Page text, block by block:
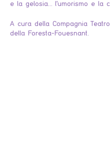
e la gelosia... l'umorismo e la
A cura della Compagnia
della Foresta-Fouesnant.